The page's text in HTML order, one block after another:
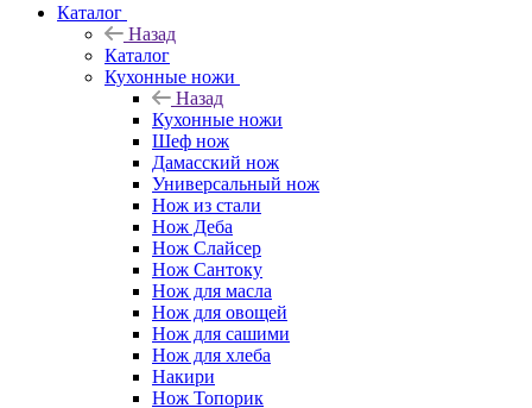
Каталог
Назад
Каталог
Кухонные ножи
Назад
Кухонные ножи
Шеф нож
Дамасский нож
Универсальный нож
Нож из стали
Нож Деба
Нож Слайсер
Нож Сантоку
Нож для масла
Нож для овощей
Нож для сашими
Нож для хлеба
Накири
Нож Топорик